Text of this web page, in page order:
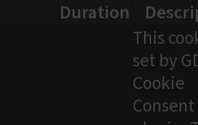
Duration
This
set by
Cookie
Consent